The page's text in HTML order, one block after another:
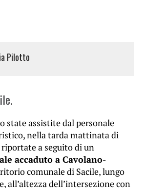
Pilotto
state assistite dal personale
nella tarda mattinata di
a seguito di un
accaduto a Cavolano-
comunale di Sacile, lungo
all’altezza dell’intersezione con